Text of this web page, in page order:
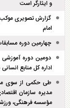
و ایثارگر است
گزارش تصویری موکب
امام
چهارمین دوره
دومین دوره آموزشی
اداره کل منابع
طی حکمی از سوی
مدیره سازمان
مؤسسه فرهنگی،